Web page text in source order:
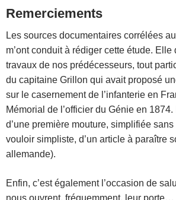
Remerciements
Les sources documentaires corrélées
m’ont conduit à rédiger cette étude.
travaux de nos prédécesseurs, tout
du capitaine Grillon qui avait proposé
sur le casernement de l’infanterie en
Mémorial de l’officier du Génie en 1874.
d’une première mouture, simplifiée
vouloir simpliste, d’un article à paraître
allemande).
Enfin, c’est également l’occasion de
nous ouvrent, fréquemment, leur porte…